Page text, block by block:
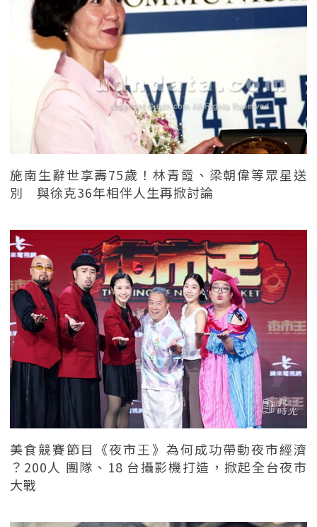
施南生辭世享壽75歲！林青霞、梁朝偉等眾星送
別 與徐克36年相伴人生再掀討論
美食競賽節目《夜市王》為何成功帶動夜市經濟
？200人 團隊、18 台攝影機打造，掀起全台夜市
大戰